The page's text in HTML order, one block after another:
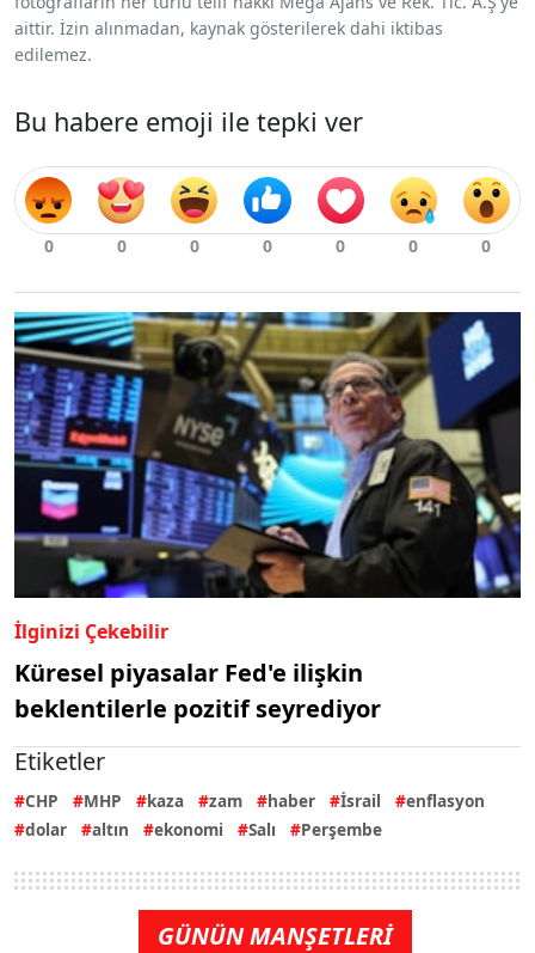
aittir. İzin alınmadan, kaynak gösterilerek dahi iktibas
edilemez.
Bu habere emoji ile tepki ver
İlginizi Çekebilir
Küresel piyasalar Fed'e ilişkin
beklentilerle pozitif seyrediyor
Etiketler
CHP MHP kaza zam haber İsrail
enflasyon
dolar
altın ekonomi Salı Perşembe
GÜNÜN MANŞETLERİ